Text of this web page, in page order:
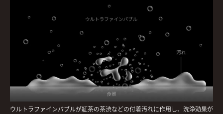
ウルトラファインバブルが紅茶の茶渋などの付着汚れに作用し、洗浄効果が